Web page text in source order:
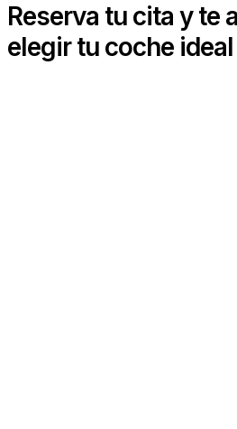
Reserva tu cita y te
elegir tu coche ideal